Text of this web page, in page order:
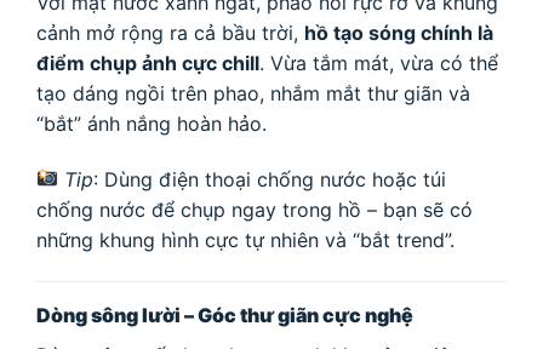
cảnh mở rộng ra cả bầu trời, hồ tạo sóng chính là
điểm chụp ảnh cực chill. Vừa tắm mát, vừa có thể
tạo dáng ngồi trên phao, nhắm mắt thư giãn và
“bắt” ánh nắng hoàn hảo.
Tip: Dùng điện thoại chống nước hoặc túi
chống nước để chụp ngay trong hồ – bạn sẽ có
những khung hình cực tự nhiên và “bắt trend”.
Dòng sông lười – Góc thư giãn cực nghệ